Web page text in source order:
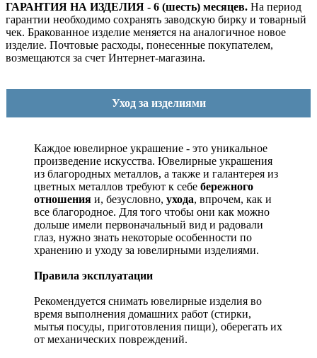
ГАРАНТИЯ НА ИЗДЕЛИЯ - 6 (шесть) месяцев. На период
гарантии необходимо сохранять заводскую бирку и товарный
чек. Бракованное изделие меняется на аналогичное новое
изделие. Почтовые расходы, понесенные покупателем,
возмещаются за счет Интернет-магазина.
Уход за изделиями
Каждое ювелирное украшение - это уникальное
произведение искусства. Ювелирные украшения
из благородных металлов, а также и галантерея из
цветных металлов требуют к себе бережного
отношения и, безусловно, ухода, впрочем, как и
все благородное. Для того чтобы они как можно
дольше имели первоначальный вид и радовали
глаз, нужно знать некоторые особенности по
хранению и уходу за ювелирными изделиями.
Правила эксплуатации
Рекомендуется снимать ювелирные изделия во
время выполнения домашних работ (стирки,
мытья посуды, приготовления пищи), оберегать их
от механических повреждений.